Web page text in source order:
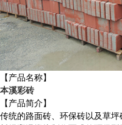
【产品名称】
本溪彩砖
【产品简介】
传统的路面砖、环保砖以及草